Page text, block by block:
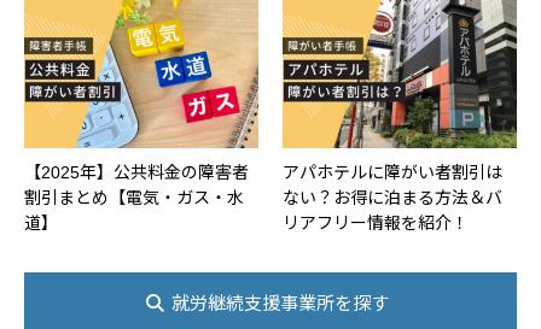
【2025年】公共料金の障害者
割引まとめ【電気・ガス・水
道】
アパホテルに障がい者割引は
ない？お得に泊まる方法＆バ
リアフリー情報を紹介！
就労継続支援事業所を探す